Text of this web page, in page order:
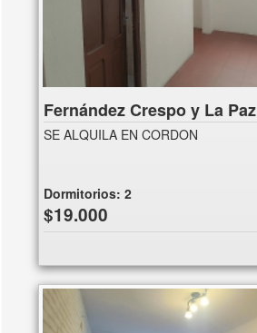
Fernández Crespo y La Paz
SE ALQUILA EN CORDON
Dormitorios:2
$19.000